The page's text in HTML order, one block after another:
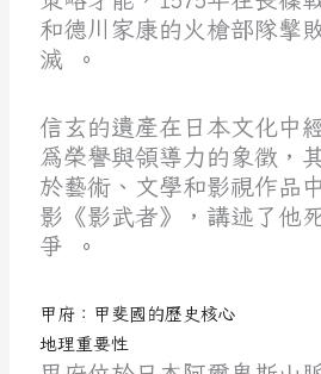
和德川家康的火槍部隊擊
滅 。
信玄的遺產在日本文化中
為榮譽與領導力的象徵，
於藝術、文學和影視作品
影《影武者》，講述了他
爭 。
甲府：甲斐國的歷史核心
地理重要性